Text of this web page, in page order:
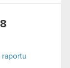
raportu